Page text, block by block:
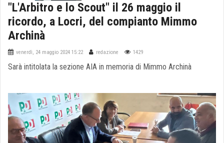
"L'Arbitro e lo Scout" il 26 maggio il
ricordo, a Locri, del compianto Mimmo
Archinà
venerdì, 24 maggio 2024 15:22 redazione 1429
Sarà intitolata la sezione AIA in memoria di Mimmo Archinà